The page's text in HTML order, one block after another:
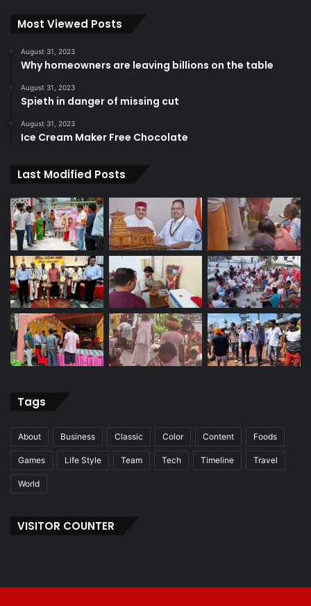
Most Viewed Posts
August 31, 2023
Why homeowners are leaving billions on the table
August 31, 2023
Spieth in danger of missing cut
August 31, 2023
Ice Cream Maker Free Chocolate
Last Modified Posts
Tags
About Business Classic Color Content Foods
Games Life Style Team Tech Timeline Travel
World
VISITOR COUNTER